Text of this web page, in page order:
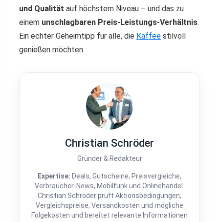
und Qualität auf höchstem Niveau – und das zu
einem unschlagbaren Preis-Leistungs-Verhältnis.
Ein echter Geheimtipp für alle, die Kaffee stilvoll
genießen möchten.
Christian Schröder
Gründer & Redakteur
Expertise: Deals, Gutscheine, Preisvergleiche,
Verbraucher-News, Mobilfunk und Onlinehandel.
Christian Schröder prüft Aktionsbedingungen,
Vergleichspreise, Versandkosten und mögliche
Folgekosten und bereitet relevante Informationen